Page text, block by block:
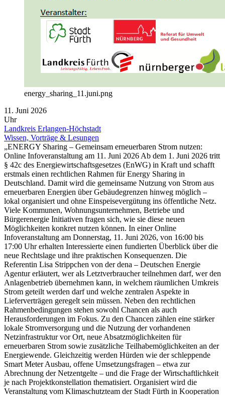
energy_sharing_11.juni.png
11. Juni 2026
Uhr
Landkreis Erlangen-Höchstadt
Wissen, Vorträge & Lesungen
„ENERGY Sharing – Gemeinsam erneuerbaren Strom nutzen:
Online Infoveranstaltung am 11. Juni 2026 Ab dem 1. Juni 2026 tritt
§ 42c des Energiewirtschaftsgesetzes (EnWG) in Kraft und schafft
erstmals einen rechtlichen Rahmen für Energy Sharing in
Deutschland. Damit wird die gemeinsame Nutzung von Strom aus
erneuerbaren Energien über Gebäudegrenzen hinweg möglich –
lokal organisiert und ohne Einspeisevergütung ins öffentliche Netz.
Viele Kommunen, Wohnungsunternehmen, Betriebe und
Bürgerenergie Initiativen fragen sich, wie sie diese neuen
Möglichkeiten konkret nutzen können. In einer Online
Infoveranstaltung am Donnerstag, 11. Juni 2026, von 16:00 bis
17:00 Uhr erhalten Interessierte einen fundierten Überblick über die
neue Rechtslage und ihre praktischen Konsequenzen. Die
Referentin Lisa Strippchen von der dena – Deutschen Energie
Agentur erläutert, wer als Letztverbraucher teilnehmen darf, wer den
Anlagenbetrieb übernehmen kann, in welchem räumlichen Umkreis
Strom geteilt werden darf und welche zentralen Aspekte in
Lieferverträgen geregelt sein müssen. Neben den rechtlichen
Rahmenbedingungen stehen sowohl Chancen als auch
Herausforderungen im Fokus. Zu den Chancen zählen eine stärker
lokale Stromversorgung und die Nutzung der vorhandenen
Netzinfrastruktur vor Ort, neue Absatzmöglichkeiten für
erneuerbaren Strom sowie zusätzliche Teilhabemöglichkeiten an der
Energiewende. Gleichzeitig werden Hürden wie der schleppende
Smart Meter Ausbau, offene Umsetzungsfragen – etwa zur
Abrechnung der Netzentgelte – und die Frage der Wirtschaftlichkeit
je nach Projektkonstellation thematisiert. Organisiert wird die
Veranstaltung vom Klimaschutzteam der Stadt Fürth in Kooperation